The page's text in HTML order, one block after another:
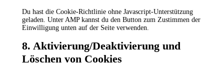
Du hast die Cookie-Richtlinie ohne Javascript-Unterstützung
geladen. Unter AMP kannst du den Button zum Zustimmen der
Einwilligung unten auf der Seite verwenden.
8. Aktivierung/Deaktivierung und
Löschen von Cookies